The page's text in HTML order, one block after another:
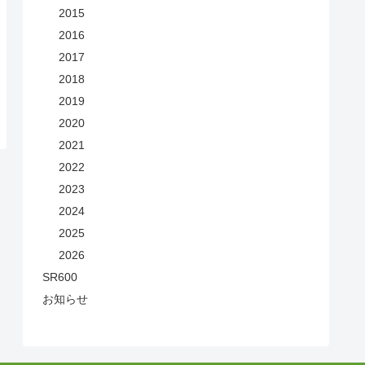
2015
2016
2017
2018
2019
2020
2021
2022
2023
2024
2025
2026
SR600
お知らせ